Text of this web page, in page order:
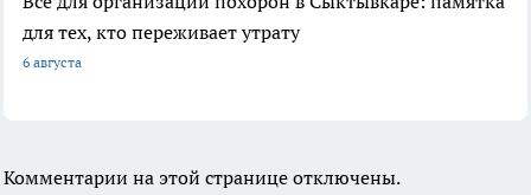
для тех, кто переживает утрату
6 августа
Комментарии на этой странице отключены.